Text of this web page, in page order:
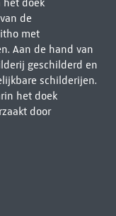
doek
de
met
Aan de hand van
geschilderd en
schilderijen.
het doek
door